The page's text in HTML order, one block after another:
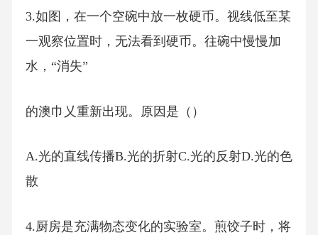
3.如图，在一个空碗中放一枚硬币。视线低至某
一观察位置时，无法看到硬币。往碗中慢慢加
水，“消失”
的澳巾乂重新出现。原因是（）
A.光的直线传播B.光的折射C.光的反射D.光的色
散
4.厨房是充满物态变化的实验室。煎饺子时，将